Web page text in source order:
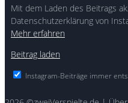
Mit dem Laden des Beitrags
Datenschutzerklärung von
Mehr erfahren
Beitrag laden
Instagram-Beiträge immer